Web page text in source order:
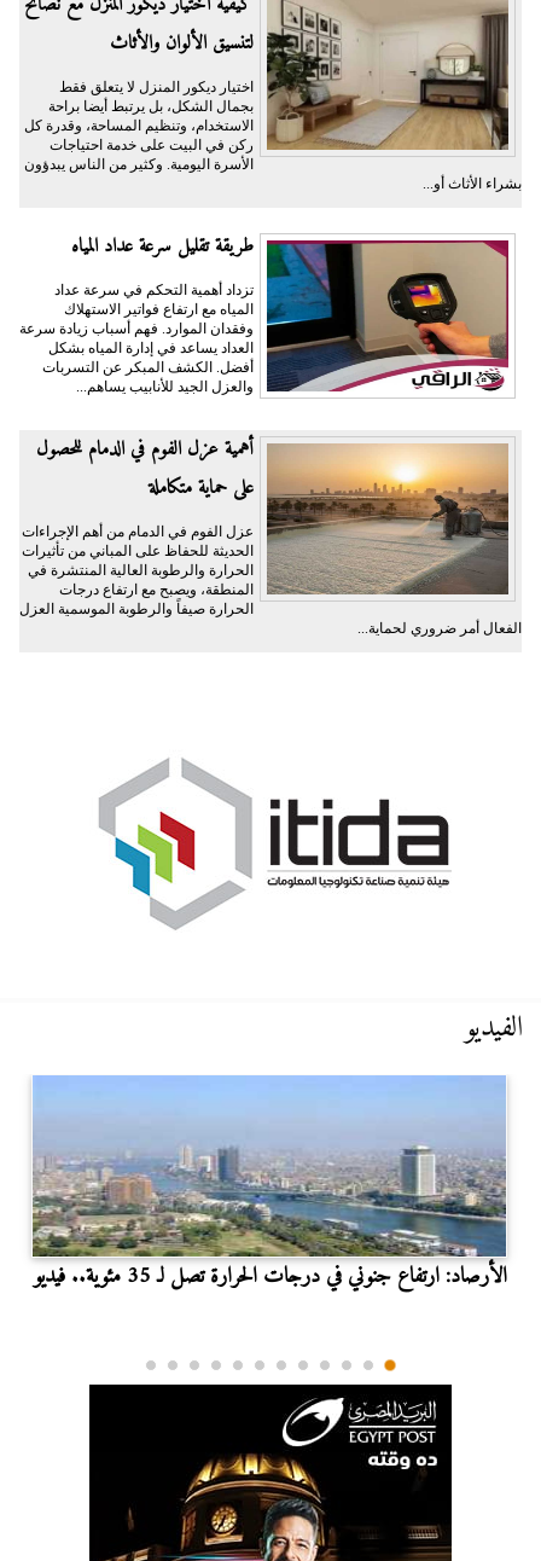
لتنسيق الألوان والأثاث
اختيار ديكور المنزل لا يتعلق فقط
بجمال الشكل، بل يرتبط أيضا براحة
الاستخدام، وتنظيم المساحة، وقدرة كل
ركن في البيت على خدمة احتياجات
الأسرة اليومية. وكثير من الناس يبدؤون
بشراء الأثاث أو...
طريقة تقليل سرعة عداد المياه
تزداد أهمية التحكم في سرعة عداد
المياه مع ارتفاع فواتير الاستهلاك
وفقدان الموارد. فهم أسباب زيادة سرعة
العداد يساعد في إدارة المياه بشكل
أفضل. الكشف المبكر عن التسربات
والعزل الجيد للأنابيب يساهم...
أهمية عزل الفوم في الدمام للحصول
على حماية متكاملة
عزل الفوم في الدمام من أهم الإجراءات
الحديثة للحفاظ على المباني من تأثيرات
الحرارة والرطوبة العالية المنتشرة في
المنطقة، ويصبح مع ارتفاع درجات
الحرارة صيفاً والرطوبة الموسمية العزل
الفعال أمر ضروري لحماية...
الفيديو
الأرصاد: ارتفاع جنوني في درجات الحرارة تصل لـ 35 مئوية.. فيديو